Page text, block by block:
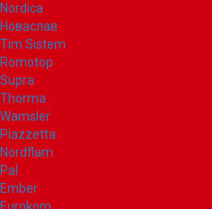
Nordica
Новаслав
Tim Sistem
Romotop
Supra
Thorma
Wamsler
Piazzetta
Nordflam
Pal
Ember